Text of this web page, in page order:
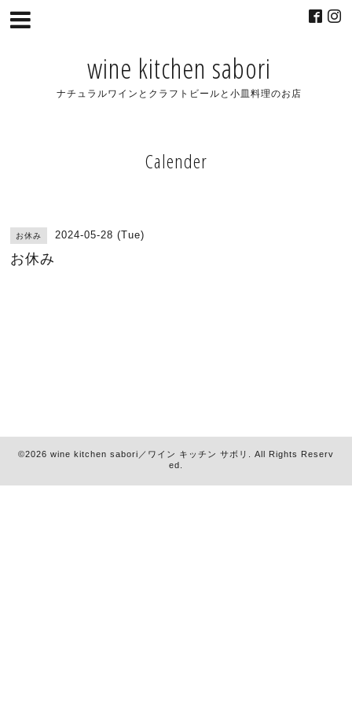
wine kitchen sabori
ナチュラルワインとクラフトビールと小皿料理のお店
Calender
お休み 2024-05-28 (Tue)
お休み
©2026 wine kitchen sabori／ワイン キッチン サボリ
. All Rights Reserv
ed.